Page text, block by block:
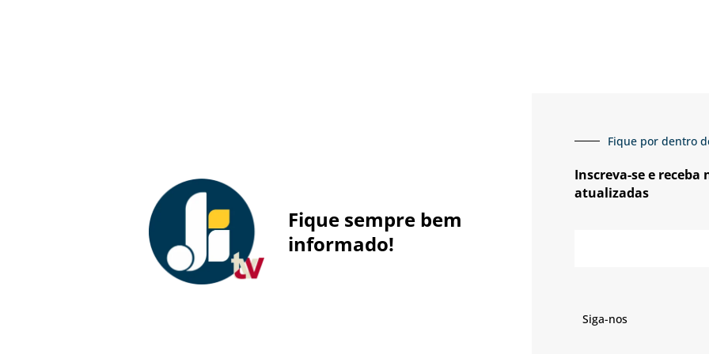
Fique sempre bem
informado!
Fique por dentro
Inscreva-se e
atualizadas
Siga-nos